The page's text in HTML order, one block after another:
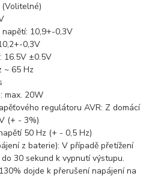
10,9+-0,3V
0,3V
16.5V ±0.5V
~ 65 Hz
max. 20W
regulátoru AVR: Z domácí
(+ - 3%)
50 Hz (+ - 0,5 Hz)
z baterie): V případě přetížení
30 sekund k vypnutí výstupu.
dojde k přerušení napájení na